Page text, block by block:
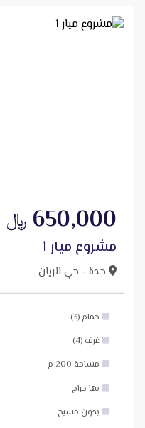
650,000 ﷼
مشروع ميار 1
جدة - حي الريان
حمام (3)
غرف (4)
مساحة 200 م
بها جراج
بدون مسبح